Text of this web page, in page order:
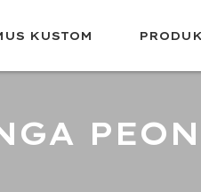
KUSTOM PRODUK